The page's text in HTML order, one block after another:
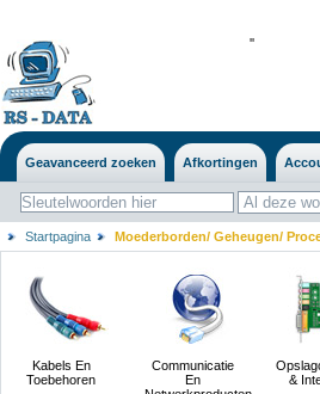
''
Geavanceerd zoeken Afkortingen
Startpagina Moederborden/ Geheugen/
Kabels En
Toebehoren
Communicatie
En
&